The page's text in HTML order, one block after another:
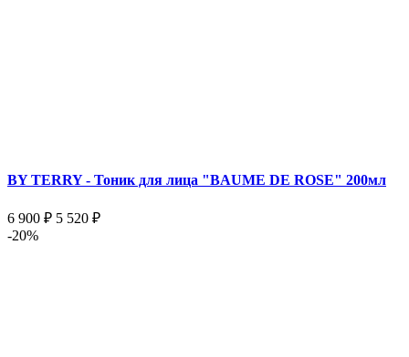
BY TERRY - Тоник для лица "BAUME DE ROSE" 200мл
6 900 ₽ 5 520 ₽
-20%